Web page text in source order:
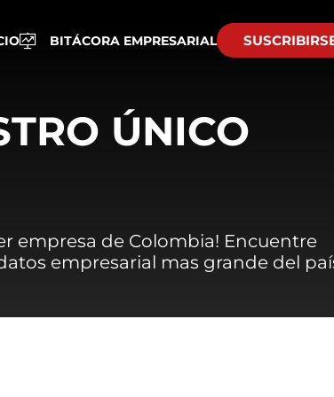
BITÁCORA EMPRESARIAL
ÚNICO
empresa de Colombia! Encuentre
empresarial mas grande del